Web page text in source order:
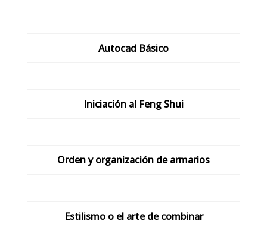
Autocad Básico
Iniciación al Feng Shui
Orden y organización de armarios
Estilismo o el arte de combinar